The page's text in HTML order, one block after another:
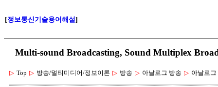
[정보통신기술용어해설]
Multi-sound Broadcasting, Sound Multiplex
▷ Top ▷ 방송/멀티미디어/정보이론 ▷ 방송 ▷ 아날로그 방송 ▷ 아날로